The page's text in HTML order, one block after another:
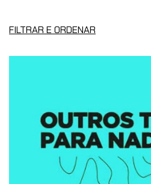
FILTRAR E ORDENAR